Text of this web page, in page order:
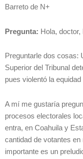
Barreto de N+
Pregunta: Hola,
Preguntarle dos cosas:
Superior del Tribunal
pues violentó la
A mí me gustaría
procesos electorales
entra, en Coahuila y
cantidad de votantes
importante es un